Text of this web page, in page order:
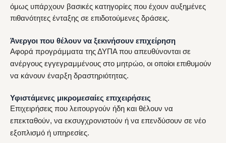
όμως υπάρχουν βασικές κατηγορίες που έχουν αυξημένες
πιθανότητες ένταξης σε επιδοτούμενες δράσεις.
Άνεργοι που θέλουν να ξεκινήσουν επιχείρηση
Αφορά προγράμματα της ΔΥΠΑ που απευθύνονται σε
ανέργους εγγεγραμμένους στο μητρώο, οι οποίοι επιθυμούν
να κάνουν έναρξη δραστηριότητας.
Υφιστάμενες μικρομεσαίες επιχειρήσεις
Επιχειρήσεις που λειτουργούν ήδη και θέλουν να
επεκταθούν, να εκσυγχρονιστούν ή να επενδύσουν σε νέο
εξοπλισμό ή υπηρεσίες.